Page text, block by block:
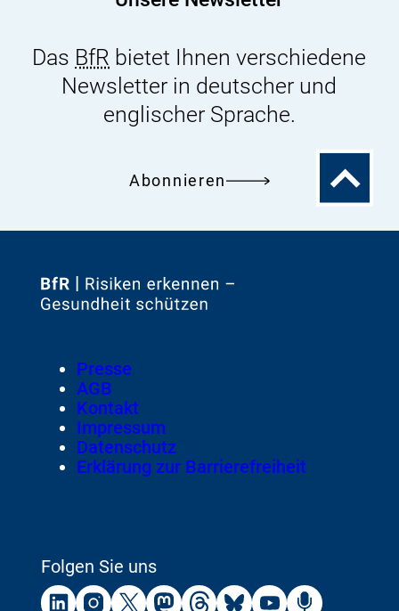
nDas BfR bietet Ihnen verschiedene
Newsletter in deutscher und
englischer Sprache.
Abonnieren
Zum
Zur
Footer
Meta-
Navigation
Presse
AGB
Kontakt
Impressum
Datenschutz
Erklärung zur Barrierefreiheit
Folgen Sie uns
ExternerExternerExternerExternerExternerExternerExternerExterner